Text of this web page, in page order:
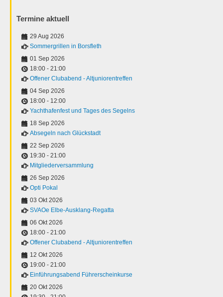
Termine aktuell
29 Aug 2026
Sommergrillen in Borsfleth
01 Sep 2026
18:00 - 21:00
Offener Clubabend - Altjuniorentreffen
04 Sep 2026
18:00 - 12:00
Yachthafenfest und Tages des Segelns
18 Sep 2026
Absegeln nach Glückstadt
22 Sep 2026
19:30 - 21:00
Mitgliederversammlung
26 Sep 2026
Opti Pokal
03 Okt 2026
SVAOe Elbe-Ausklang-Regatta
06 Okt 2026
18:00 - 21:00
Offener Clubabend - Altjuniorentreffen
12 Okt 2026
19:00 - 21:00
Einführungsabend Führerscheinkurse
20 Okt 2026